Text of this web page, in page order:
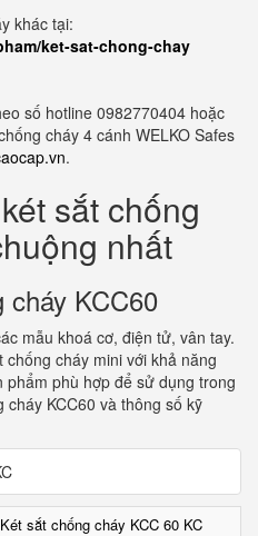
khác tại:
ket-sat-chong-chay
số hotline 0982770404 hoặc
cháy 4 cánh WELKO Safes
.
sắt chống
nhất
cháy KCC60
mẫu khoá cơ, điện tử, vân tay.
cháy mini với khả năng
phù hợp để sử dụng trong
KCC60 và thông số kỹ
Két sắt chống cháy KCC 60 KC